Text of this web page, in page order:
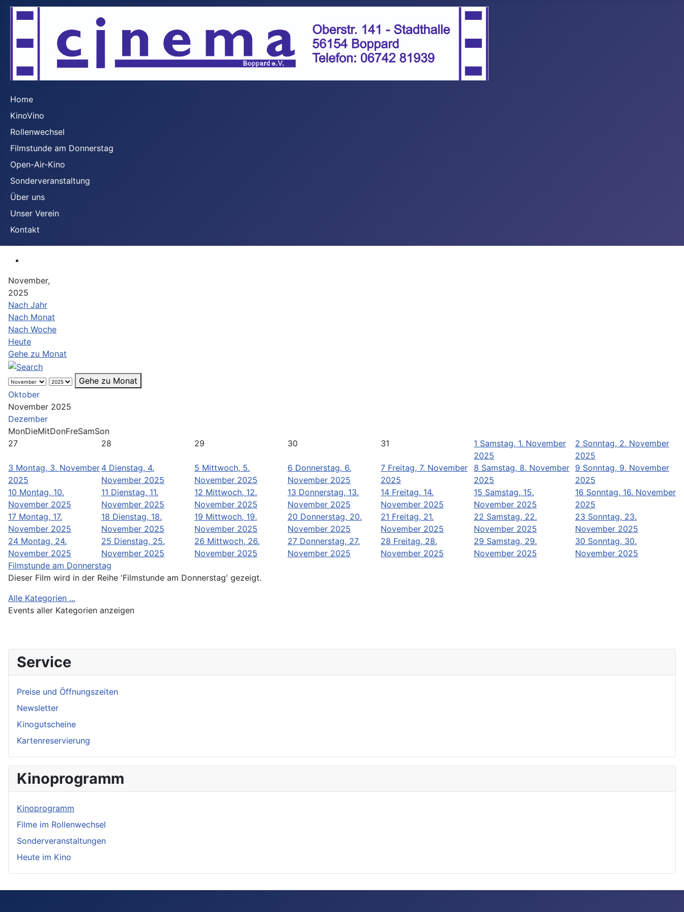
Home
KinoVino
Rollenwechsel
Filmstunde am Donnerstag
Open-Air-Kino
Sonderveranstaltung
Über uns
Unser Verein
Kontakt
November,
2025
Nach Jahr
Nach Monat
Nach Woche
Heute
Gehe zu Monat
Gehe zu Monat
Oktober
November 2025
Dezember
MonDieMitDonFreSamSon
27
28 29 30 31 1 Samstag, 1. November
2025
2 Sonntag, 2. November
2025
3 Montag, 3. November
2025
4 Dienstag, 4.
November 2025
5 Mittwoch, 5.
November 2025
6 Donnerstag, 6.
November 2025
7 Freitag, 7. November
2025
8 Samstag, 8. November
2025
9 Sonntag, 9. November
2025
10 Montag, 10.
November 2025
11 Dienstag, 11.
November 2025
12 Mittwoch, 12.
November 2025
13 Donnerstag, 13.
November 2025
14 Freitag, 14.
November 2025
15 Samstag, 15.
November 2025
16 Sonntag, 16. November
2025
17 Montag, 17.
November 2025
18 Dienstag, 18.
November 2025
19 Mittwoch, 19.
November 2025
20 Donnerstag, 20.
November 2025
21 Freitag, 21.
November 2025
22 Samstag, 22.
November 2025
23 Sonntag, 23.
November 2025
24 Montag, 24.
November 2025
25 Dienstag, 25.
November 2025
26 Mittwoch, 26.
November 2025
27 Donnerstag, 27.
November 2025
28 Freitag, 28.
November 2025
29 Samstag, 29.
November 2025
30 Sonntag, 30.
November 2025
Filmstunde am Donnerstag
Dieser Film wird in der Reihe 'Filmstunde am Donnerstag' gezeigt.
Alle Kategorien ...
Events aller Kategorien anzeigen
Service
Preise und Öffnungszeiten
Newsletter
Kinogutscheine
Kartenreservierung
Kinoprogramm
Kinoprogramm
Filme im Rollenwechsel
Sonderveranstaltungen
Heute im Kino